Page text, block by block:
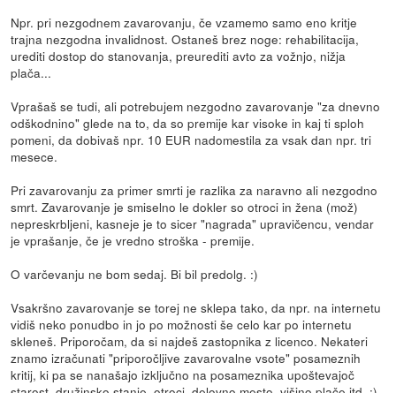
Npr. pri nezgodnem zavarovanju, če vzamemo samo eno kritje
trajna nezgodna invalidnost. Ostaneš brez noge: rehabilitacija,
urediti dostop do stanovanja, preurediti avto za vožnjo, nižja
plača...
Vprašaš se tudi, ali potrebujem nezgodno zavarovanje "za dnevno
odškodnino" glede na to, da so premije kar visoke in kaj ti sploh
pomeni, da dobivaš npr. 10 EUR nadomestila za vsak dan npr. tri
mesece.
Pri zavarovanju za primer smrti je razlika za naravno ali nezgodno
smrt. Zavarovanje je smiselno le dokler so otroci in žena (mož)
nepreskrbljeni, kasneje je to sicer "nagrada" upravičencu, vendar
je vprašanje, če je vredno stroška - premije.
O varčevanju ne bom sedaj. Bi bil predolg. :)
Vsakršno zavarovanje se torej ne sklepa tako, da npr. na internetu
vidiš neko ponudbo in jo po možnosti še celo kar po internetu
skleneš. Priporočam, da si najdeš zastopnika z licenco. Nekateri
znamo izračunati "priporočljive zavarovalne vsote" posameznih
kritij, ki pa se nanašajo izključno na posameznika upoštevajoč